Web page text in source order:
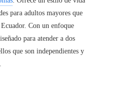
para adultos mayores que
Con un enfoque
para atender a dos
que son independientes y